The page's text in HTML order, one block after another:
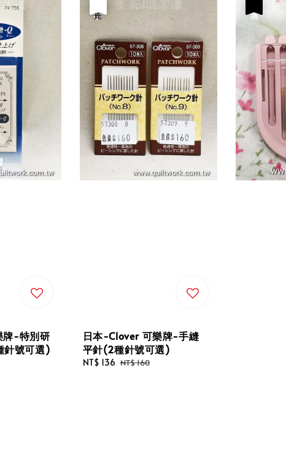
牌-特別研
針號可選)
日本-Clover 可樂牌-手縫
平針(2種針號可選)
Sale
NT$ 136 Regular
NT$ 160